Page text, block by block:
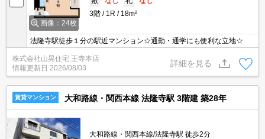
画像：24枚
3階
1R 18m²
法隆寺駅徒歩１分の駅近マンション☆通勤・通学にも便利な立地☆
株式会社山晃住宅 王寺本店
情報更新日 2026/08/03
詳細を見る
賃貸マンション 大和路線・関西本線 法隆寺駅 3階建 築28年
大和路線・関西本線/法隆寺駅 徒歩2分